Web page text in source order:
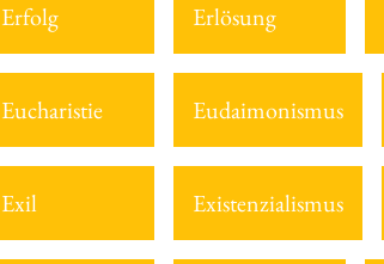
Erfolg Erlösung
Eucharistie Eudaimonismus
Exil Existenzialismus